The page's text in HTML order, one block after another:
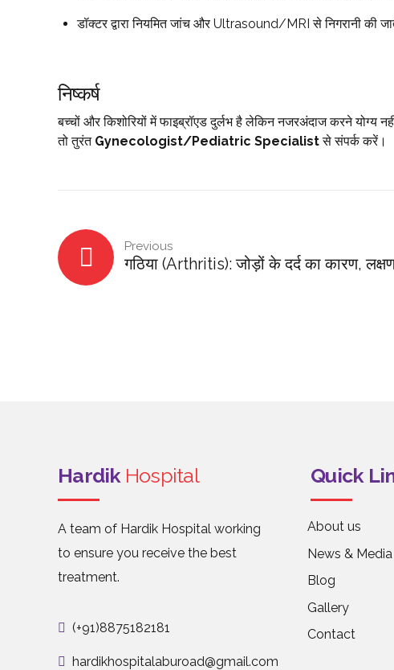
डॉक्टर द्वारा नियमित जांच और Ultrasound/MRI से निगरानी की
निष्कर्ष
बच्चों और किशोरियों में फाइब्रॉएड दुर्लभ है लेकिन नजरअंदाज करने योग्य
तो तुरंत Gynecologist/Pediatric Specialistसे संपर्क करें।
Previous
गठिया (Arthritis): जोड़ों के दर्द का कारण,
Hardik Hospital
A team of Hardik Hospital working
to ensure you receive the best
treatment.
(+91)8875182181
hardikhospitalaburoad@gmail.com
Quick
About us
News & Media
Blog
Gallery
Contact